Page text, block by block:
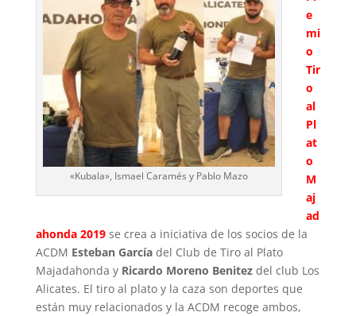
«Kubala», Ismael Caramés y Pablo Mazo
e
mi
o
Tir
o
al
Pl
at
o
M
aj
ad
ahonda 2019se crea a iniciativa de los socios de la
ACDM Esteban Garcíadel Club de Tiro al Plato
Majadahonda y Ricardo Moreno Benitezdel club Los
Alicates. El tiro al plato y la caza son deportes que
están muy relacionados y la ACDM recoge ambos,